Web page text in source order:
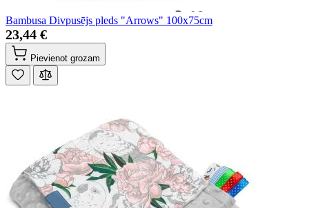
Bambusa Divpusējs pleds "Arrows" 100x75cm
23,44 €
Pievienot grozam